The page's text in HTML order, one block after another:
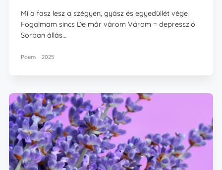
Mi a fasz lesz a szégyen, gyász és egyedüllét vége
Fogalmam sincs De már várom Várom = depresszió
Sorban állás…
Poem 2025